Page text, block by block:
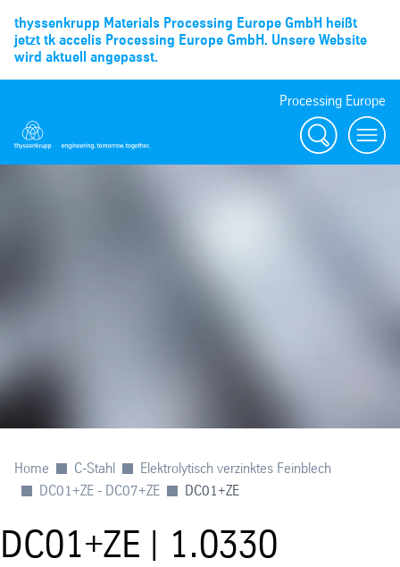
thyssenkrupp Materials Processing Europe GmbH heißt
jetzt tk accelis Processing Europe GmbH. Unsere Website
wird aktuell angepasst.
Processing Europe
Suche
menu
Home C-Stahl
Elektrolytisch verzinktes Feinblech
DC01+ZE - DC07+ZE
DC01+ZE
DC01+ZE | 1.0330